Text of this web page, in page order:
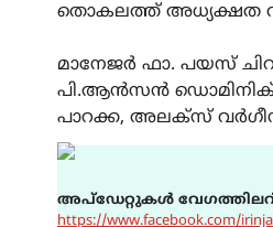
തൊകലത്ത് അധ്യക്ഷത
മാനേജർ ഫാ. പയസ്
പി.ആൻസൻ ഡൊമിനിക്,
പാറക്ക, അലക്സ്
അപ്ഡേറ്റുകൾ
https://www.facebook.com/